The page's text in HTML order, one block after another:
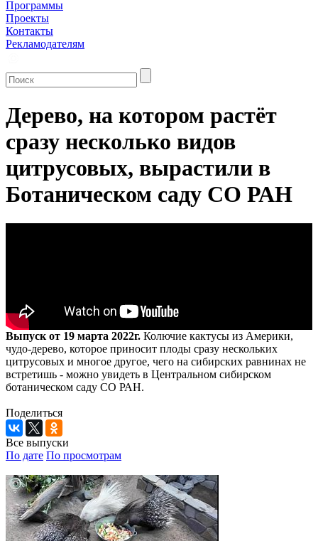
Программы
Проекты
Контакты
Рекламодателям
Дерево, на котором растёт
сразу несколько видов
цитрусовых, вырастили в
Ботаническом саду СО РАН
Выпуск от 19 марта 2022г. Колючие кактусы из Америки,
чудо-дерево, которое приносит плоды сразу нескольких
цитрусовых и многое другое, чего на сибирских равнинах не
встретишь - можно увидеть в Центральном сибирском
ботаническом саду СО РАН.
Поделиться
Все выпуски
По дате По просмотрам